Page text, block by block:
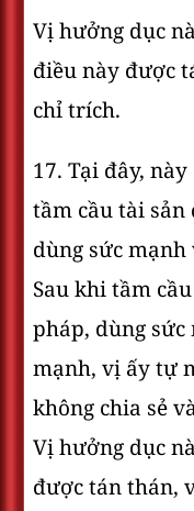
Vị hưởng dục
điều này được
chỉ trích.
17. Tại đây,
tầm cầu tài
dùng sức
Sau khi tầm
pháp, dùng sức
mạnh, vị ấy tự
không chia sẻ
Vị hưởng dục
được tán thán,